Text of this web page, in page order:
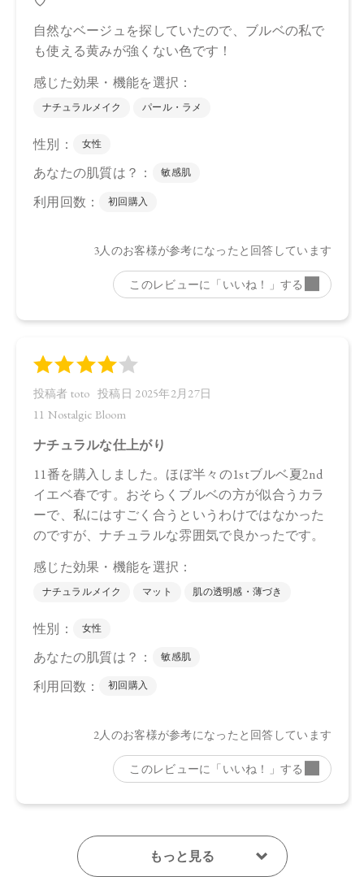
【原産国】
日本
【メーカー品番】
店舗でお問い合わせの際には、下記品番をお伝え下さい。
・09：4570106736593
・11：4570106736623
Biople 2024/10/4
※店舗での取り扱いや詳しい在庫状況につきましては、各店
舗にお問い合わせください。
承ください。
※通常はご注文より１～３営業日での発送となります。
ますので予めご了承ください。
●パッケージはリニューアル等の理由により、写真と異なる場
●パッケージのリニューアル等の理由により、成分・処方が記
載と異なる場合がございます。
●予告なくパッケージ仕様が変更になる場合がございます。